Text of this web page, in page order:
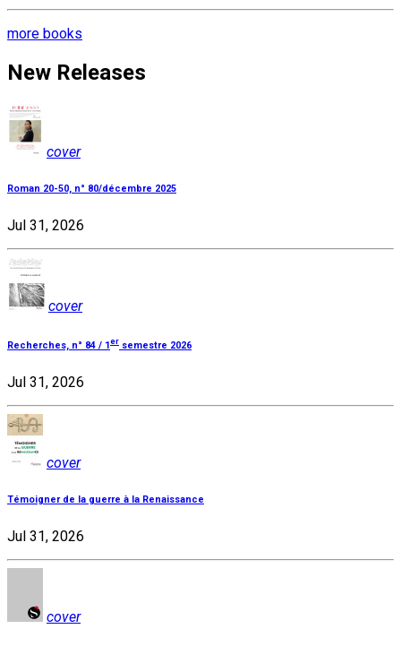
more books
New Releases
cover
Roman 20-50, n° 80/décembre 2025
Jul 31, 2026
cover
Recherches, n° 84 / 1er semestre 2026
Jul 31, 2026
cover
Témoigner de la guerre à la Renaissance
Jul 31, 2026
cover